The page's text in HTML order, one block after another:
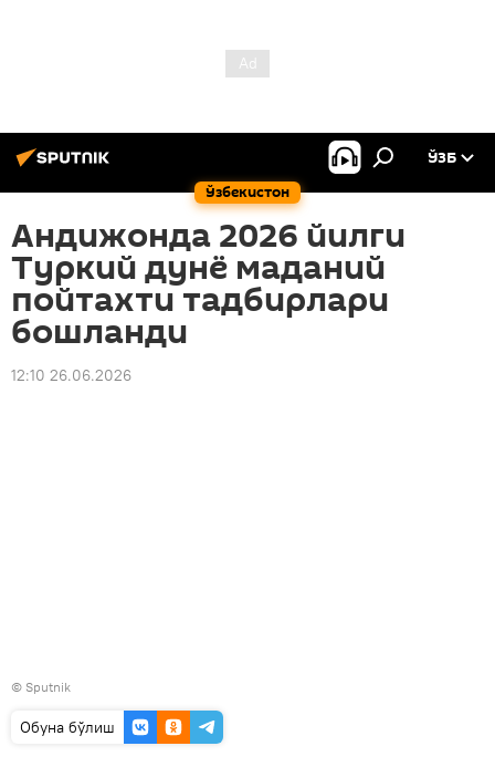
Ўзбекистон
ЎЗБ
Андижонда 2026 йилги
Туркий дунё маданий
пойтахти тадбирлари
бошланди
12:10 26.06.2026
© Sputnik
Oбуна бўлиш